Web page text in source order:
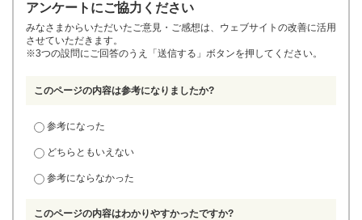
アンケートにご協力ください
みなさまからいただいたご意見・ご感想は、ウェブサイトの改善に活用
させていただきます。
※3つの設問にご回答のうえ「送信する」ボタンを押してください。
このページの内容は参考になりましたか?
参考になった
どちらともいえない
参考にならなかった
このページの内容はわかりやすかったですか?